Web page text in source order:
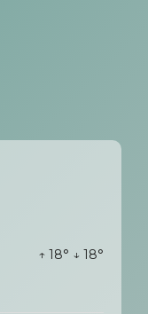
↑ 18° ↓ 18°